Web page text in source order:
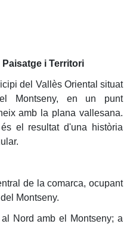
i Territori
del Vallès Oriental situat
Montseny, en un punt
amb la plana vallesana.
el resultat d'una història
de la comarca, ocupant
Montseny.
al Nord amb el Montseny; a